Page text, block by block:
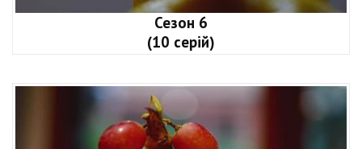
Сезон 6
(10 серій)